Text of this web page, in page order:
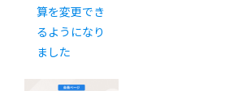
算を変更でき
るようになり
ました